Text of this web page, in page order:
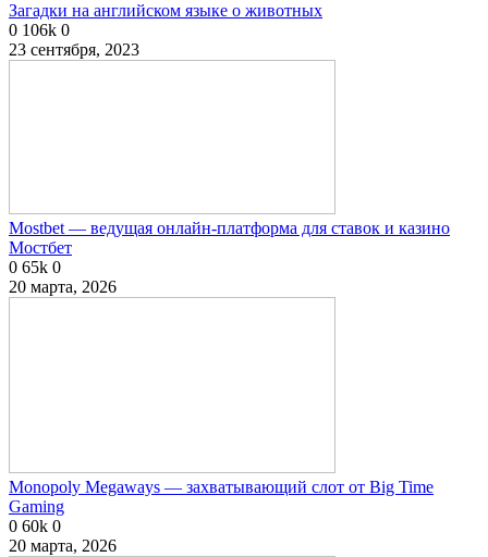
Загадки на английском языке о животных
0 106k 0
23 сентября, 2023
Mostbet — ведущая онлайн-платформа для ставок и казино
Мостбет
0 65k 0
20 марта, 2026
Monopoly Megaways — захватывающий слот от Big Time
Gaming
0 60k 0
20 марта, 2026